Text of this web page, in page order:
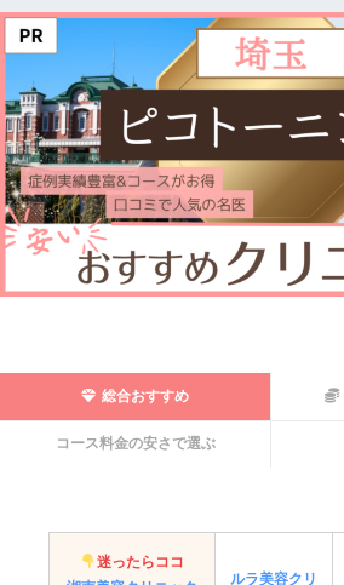
総合おすすめ
コース料金の安さで選ぶ
迷ったらココ
ルラ美容クリ